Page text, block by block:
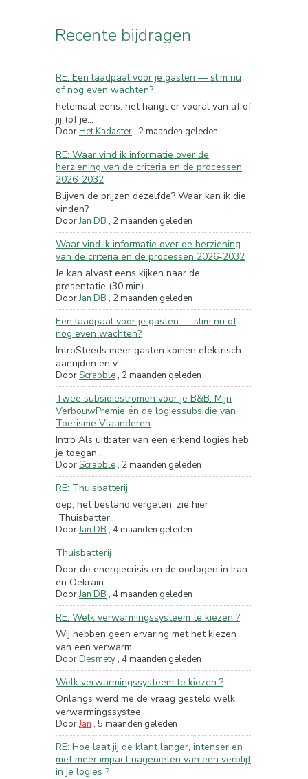
Recente bijdragen
RE: Een laadpaal voor je gasten — slim nu
of nog even wachten?
helemaal eens: het hangt er vooral van af of
jij (of je...
DoorHet Kadaster , 2 maanden geleden
RE: Waar vind ik informatie over de
herziening van de criteria en de processen
2026-2032
Blijven de prijzen dezelfde? Waar kan ik die
vinden?
DoorJan DB , 2 maanden geleden
Waar vind ik informatie over de herziening
van de criteria en de processen 2026-2032
Je kan alvast eens kijken naar de
presentatie (30 min) ...
DoorJan DB , 2 maanden geleden
Een laadpaal voor je gasten — slim nu of
nog even wachten?
IntroSteeds meer gasten komen elektrisch
aanrijden en v...
DoorScrabble , 2 maanden geleden
Twee subsidiestromen voor je B&B: Mijn
VerbouwPremie én de logiessubsidie van
Toerisme Vlaanderen
Intro Als uitbater van een erkend logies heb
je toegan...
DoorScrabble , 2 maanden geleden
RE: Thuisbatterij
oep, het bestand vergeten, zie hier
Thuisbatter...
DoorJan DB , 4 maanden geleden
Thuisbatterij
Door de energiecrisis en de oorlogen in Iran
en Oekraïn...
DoorJan DB , 4 maanden geleden
RE: Welk verwarmingssysteem te kiezen ?
Wij hebben geen ervaring met het kiezen
van een verwarm...
DoorDesmety , 4 maanden geleden
Welk verwarmingssysteem te kiezen ?
Onlangs werd me de vraag gesteld welk
verwarmingssystee...
DoorJan , 5 maanden geleden
RE: Hoe laat jij de klant langer, intenser en
met meer impact nagenieten van een verblijf
in je logies ?